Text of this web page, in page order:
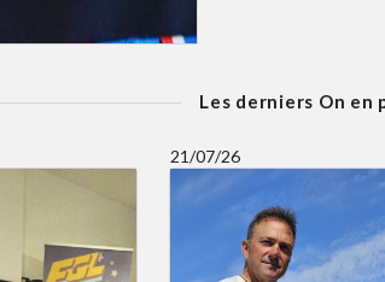
Les derniers On en
21/07/26